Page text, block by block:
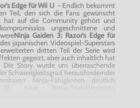
Edge für Wii U - Endlich bekommt
Teil, den sich die Fans gewünscht
hat auf die Community gehört und
ungeschnittene und
Ninja Gaiden 3: Razor's Edge für
japanischen Videospiel-Superstars
dritten Teil der Serie wird
gegeizt, aber auch inhaltlich hat
Die Story wurde um überraschende
Schwierigkeitsgrad herausfordernder
Ninja-Fähigkeiten deutlich
Charaktere, die Fans der Serie